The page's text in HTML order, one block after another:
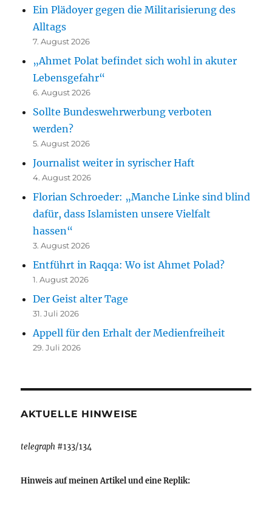
Ein Plädoyer gegen die Militarisierung des
Alltags
7. August 2026
„Ahmet Polat befindet sich wohl in akuter
Lebensgefahr“
6. August 2026
Sollte Bundeswehrwerbung verboten
werden?
5. August 2026
Journalist weiter in syrischer Haft
4. August 2026
Florian Schroeder: „Manche Linke sind blind
dafür, dass Islamisten unsere Vielfalt
hassen“
3. August 2026
Entführt in Raqqa: Wo ist Ahmet Polad?
1. August 2026
Der Geist alter Tage
31. Juli 2026
Appell für den Erhalt der Medienfreiheit
29. Juli 2026
AKTUELLE HINWEISE
telegraph #133/134
Hinweis auf meinen Artikel und eine Replik: